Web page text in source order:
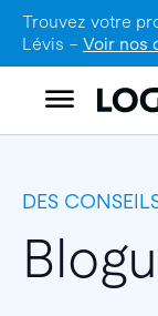
Trouvez votre
Lévis – Voir nos
DES